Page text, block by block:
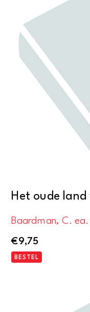
Het oude land
Baardman, C. ea.
€9,75
BESTEL